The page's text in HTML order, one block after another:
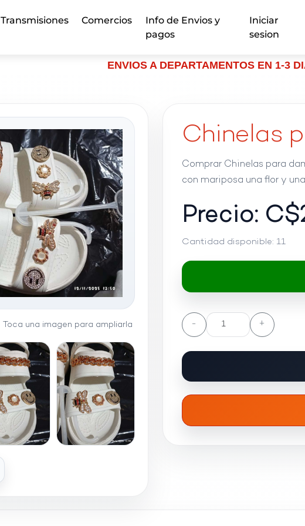
Transmisiones Comercios
Info de Envios y
pagos
Iniciar
sesion
ENVIOS A DEPARTAMENTOS EN 1-3
Toca una imagen para ampliarla
Chinelas
Comprar Chinelas para
con mariposa una flor y
Precio: C$
Cantidad disponible: 11
- +